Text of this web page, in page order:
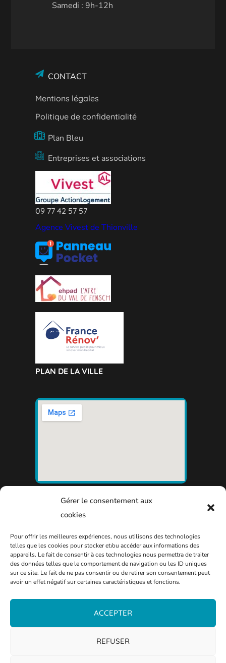
Gérer le consentement aux
cookies
Pour offrir les meilleures expériences, nous utilisons des technologies
telles que les cookies pour stocker et/ou accéder aux informations des
appareils. Le fait de consentir à ces technologies nous permettra de traiter
des données telles que le comportement de navigation ou les ID uniques
sur ce site. Le fait de ne pas consentir ou de retirer son consentement peut
avoir un effet négatif sur certaines caractéristiques et fonctions.
ACCEPTER
REFUSER
Samedi : 9h-12h
CONTACT
Mentions légales
Politique de confidentialité
Plan Bleu
Entreprises et associations
09 77 42 57 57
Agence Vivest de Thionville
PLAN DE LA VILLE